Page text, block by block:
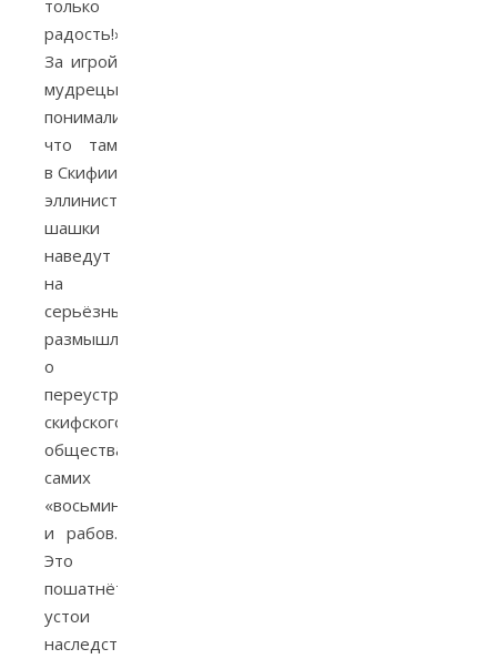
только
радость!»
За игрой
мудрецы
понимали,
что там
в Скифии
эллинистические
шашки
наведут
на
серьёзные
размышления
о
переустройстве
скифского
общества
самих
«восьминогих»
и рабов.
Это
пошатнёт
устои
наследственности